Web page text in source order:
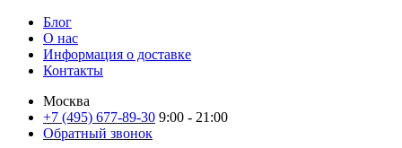
Блог
О нас
Информация о доставке
Контакты
Москва
+7 (495) 677-89-30 9:00 - 21:00
Обратный звонок